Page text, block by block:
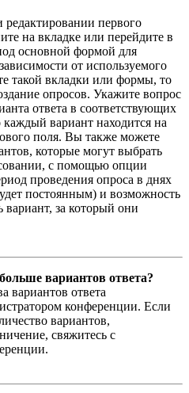
первого
на вкладке или перейдите в
основной формой для
от используемого
такой вкладки или формы, то
опросов. Укажите вопрос
ответа в соответствующих
вариант находится на
поля. Вы также можете
которые могут выбрать
с помощью опции
проведения опроса в днях
постоянным) и возможность
вариант, за который они
вариантов ответа?
вариантов ответа
конференции. Если
вариантов,
свяжитесь с